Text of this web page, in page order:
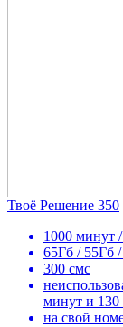
Твоё Решение 350
1000 минут
65Гб / 55Гб
300 смс
минут и 130
на свой